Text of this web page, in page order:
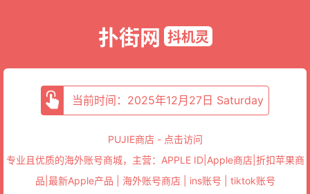
扑街网 抖机灵
当前时间：2025年12月27日 Saturday
PUJIE商店 - 点击访问
专业且优质的海外账号商城，主营：APPLE ID|Apple商店|折扣苹果商
品|最新Apple产品 | 海外账号商店 | ins账号 | tiktok账号